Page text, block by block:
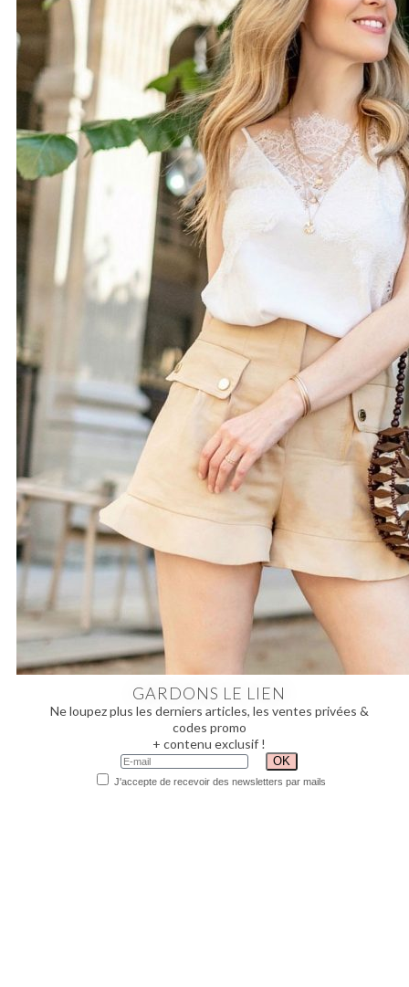
GARDONS LE LIEN
Ne loupez plus les derniers articles, les ventes privées &
codes promo
+ contenu exclusif !
J'accepte de recevoir des newsletters par mails